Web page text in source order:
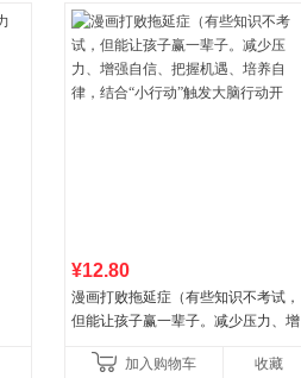
¥12.80
漫画打败拖延症（有些知识不考试，
但能让孩子赢一辈子。减少压力、增
合“小行动”触发大脑行动开
加入购物车 收藏